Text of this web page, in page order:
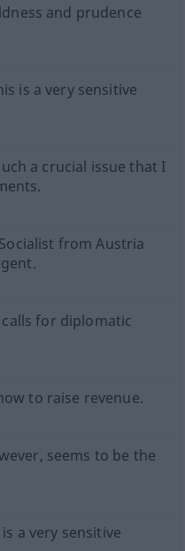
and prudence
is a very sensitive
a crucial issue that I
from Austria
for diplomatic
to raise revenue.
seems to be the
a very sensitive